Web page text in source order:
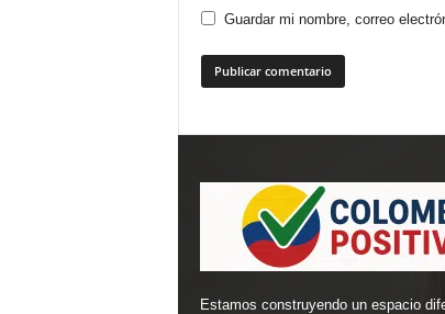
Guardar mi nombre, correo
Estamos construyendo un espacio